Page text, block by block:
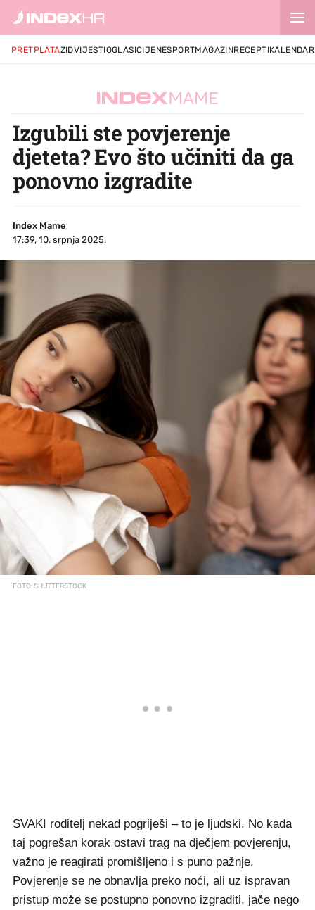
PRETPLATAZIDVIJESTIOGLASICIJENESPORTMAGAZINRECEPTIKALENDAR
Izgubili ste povjerenje
djeteta? Evo što učiniti da ga
ponovno izgradite
Index Mame
17:39, 10. srpnja 2025.
FOTO: SHUTTERSTOCK
SVAKI roditelj nekad pogriješi – to je ljudski. No kada
taj pogrešan korak ostavi trag na dječjem povjerenju,
važno je reagirati promišljeno i s puno pažnje.
Povjerenje se ne obnavlja preko noći, ali uz ispravan
pristup može se postupno ponovno izgraditi, jače nego